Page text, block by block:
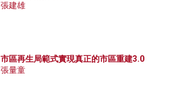
張建雄
市區再生局範式實現真正的市區重建3.0
張量童